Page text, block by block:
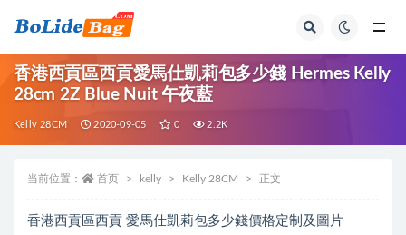
香港西貢區西貢愛馬仕凱莉包多少錢 Hermes Kelly
28cm 2Z Blue Nuit 午夜藍
Kelly 28CM 2020-09-05 0 2.2K
当前位置： 首页 kelly Kelly 28CM 正文
香港西貢區西貢 愛馬仕凱莉包多少錢價格定制及圖片